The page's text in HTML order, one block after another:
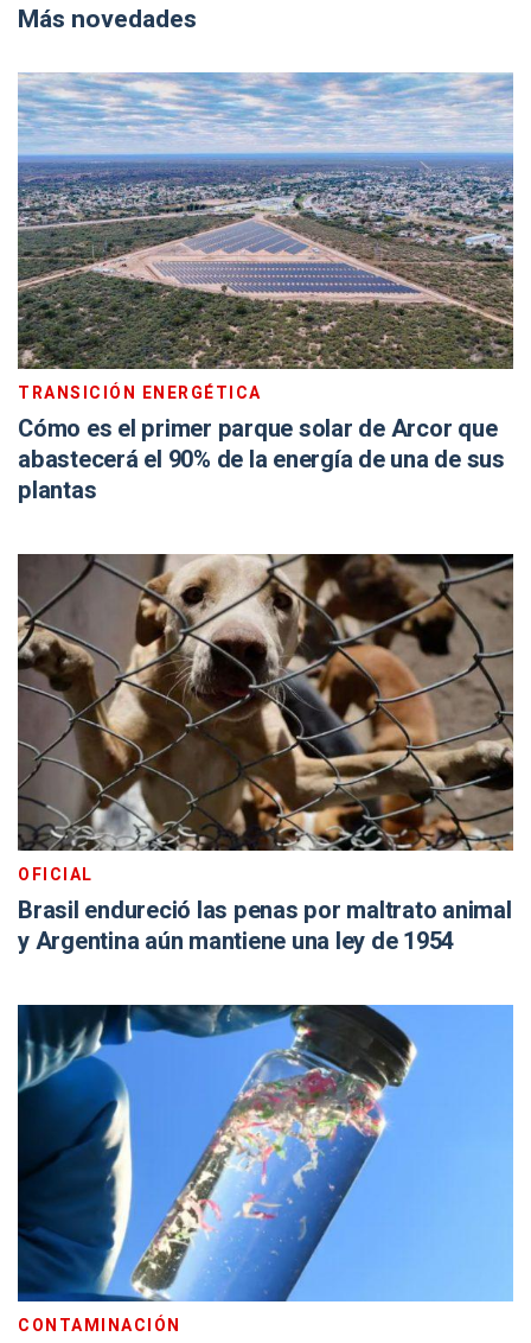
Más novedades
TRANSICIÓN ENERGÉTICA
Cómo es el primer parque solar de Arcor que
abastecerá el 90% de la energía de una de sus
plantas
OFICIAL
Brasil endureció las penas por maltrato animal
y Argentina aún mantiene una ley de 1954
CONTAMINACIÓN